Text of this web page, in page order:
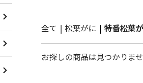
全て | 松葉がに | 特番松葉
お探しの商品は見つかりま